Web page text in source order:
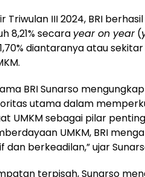
Triwulan III 2024, BRI
8,21% secara year on year(
diantaranya atau
BRI Sunarso
utama dalam
UMKM sebagai pilar
UMKM, BRI
dan berkeadilan,” ujar
terpisah, Sunarso